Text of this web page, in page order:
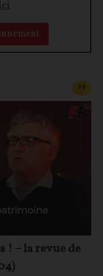
FP
! – la revue de